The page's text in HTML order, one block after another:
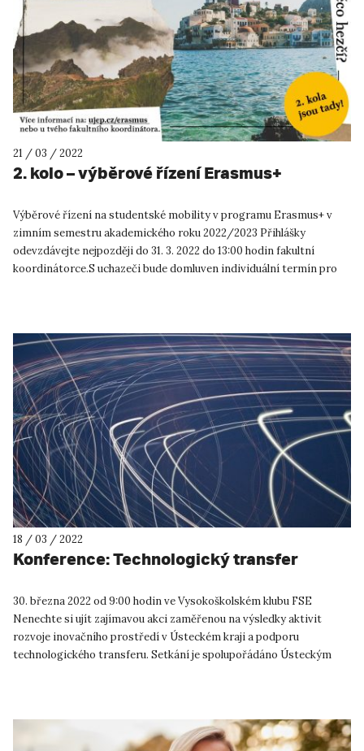
21 / 03 / 2022
2. kolo – výběrové řízení Erasmus+
Výběrové řízení na studentské mobility v programu Erasmus+ v
zimním semestru akademického roku 2022/2023 Přihlášky
odevzdávejte nejpozději do 31. 3. 2022 do 13:00 hodin fakultní
koordinátorce.S uchazeči bude domluven individuální termín pro
18 / 03 / 2022
Konference: Technologický transfer
30. března 2022 od 9:00 hodin ve Vysokoškolském klubu FSE
Nenechte si ujít zajímavou akci zaměřenou na výsledky aktivit
rozvoje inovačního prostředí v Ústeckém kraji a podporu
technologického transferu. Setkání je spolupořádáno Ústeckým